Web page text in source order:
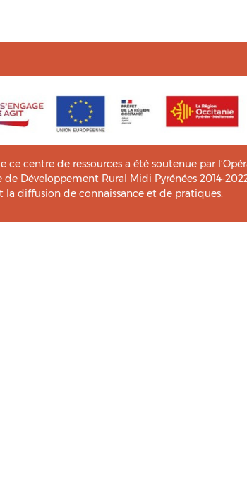
ce centre de ressources a été soutenue par
Développement Rural Midi Pyrénées 2014-
la diffusion de connaissance et de pratiques.